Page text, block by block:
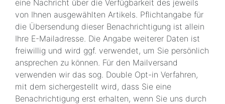
eine Nachricht über die Verfügbarkeit des jeweils
von Ihnen ausgewählten Artikels. Pflichtangabe für
die Übersendung dieser Benachrichtigung ist allein
Ihre E-Mailadresse. Die Angabe weiterer Daten ist
freiwillig und wird ggf. verwendet, um Sie persönlich
ansprechen zu können. Für den Mailversand
verwenden wir das sog. Double Opt-in Verfahren,
mit dem sichergestellt wird, dass Sie eine
Benachrichtigung erst erhalten, wenn Sie uns durch